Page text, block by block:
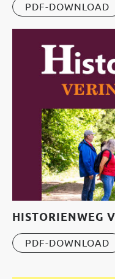
PDF-DOWNLOAD
HISTORIENWEG
PDF-DOWNLOAD